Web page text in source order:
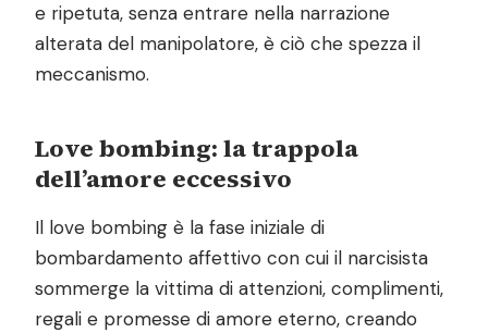
e ripetuta, senza entrare nella narrazione
alterata del manipolatore, è ciò che spezza il
meccanismo.
Love bombing: la trappola
dell’amore eccessivo
Il love bombing è la fase iniziale di
bombardamento affettivo con cui il narcisista
sommerge la vittima di attenzioni, complimenti,
regali e promesse di amore eterno, creando